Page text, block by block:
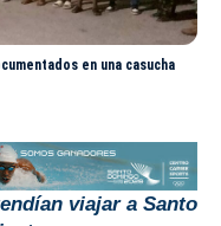
en una casucha
viajar a Santo